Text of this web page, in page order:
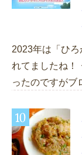
2023年は「ひ
れてましたね！
ったのですがブ